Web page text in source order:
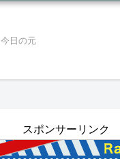
今日の元
スポンサーリンク